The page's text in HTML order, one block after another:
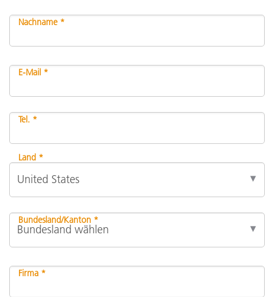
Nachname *
E-Mail *
Tel. *
Land *
Bundesland/Kanton *
Firma *